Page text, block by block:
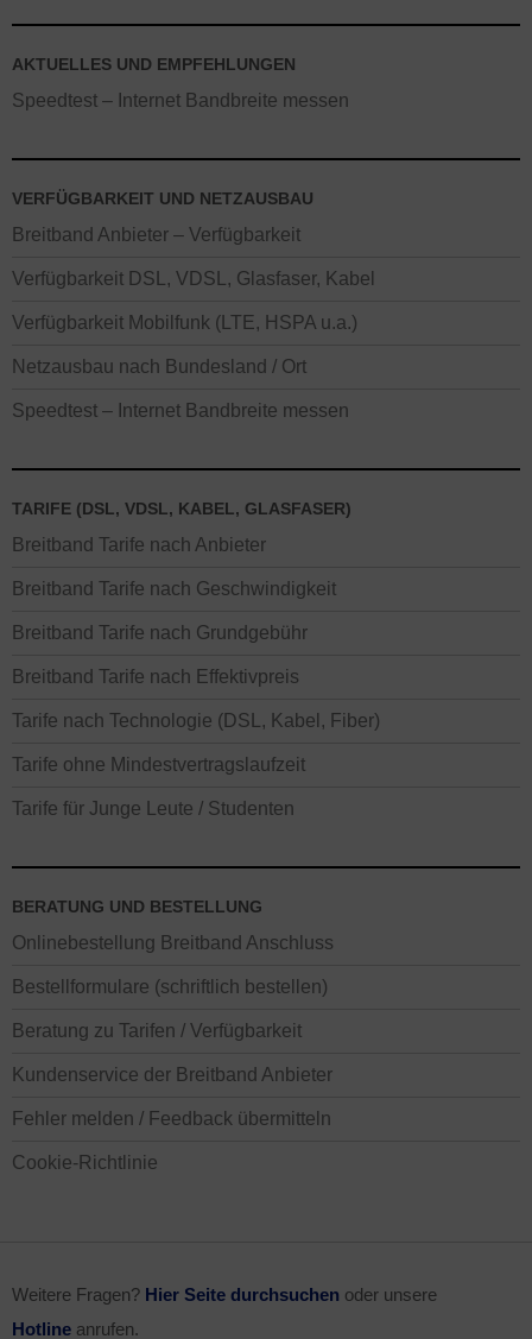
AKTUELLES UND EMPFEHLUNGEN
Speedtest – Internet Bandbreite messen
VERFÜGBARKEIT UND NETZAUSBAU
Breitband Anbieter – Verfügbarkeit
Verfügbarkeit DSL, VDSL, Glasfaser, Kabel
Verfügbarkeit Mobilfunk (LTE, HSPA u.a.)
Netzausbau nach Bundesland / Ort
Speedtest – Internet Bandbreite messen
TARIFE (DSL, VDSL, KABEL, GLASFASER)
Breitband Tarife nach Anbieter
Breitband Tarife nach Geschwindigkeit
Breitband Tarife nach Grundgebühr
Breitband Tarife nach Effektivpreis
Tarife nach Technologie (DSL, Kabel, Fiber)
Tarife ohne Mindestvertragslaufzeit
Tarife für Junge Leute / Studenten
BERATUNG UND BESTELLUNG
Onlinebestellung Breitband Anschluss
Bestellformulare (schriftlich bestellen)
Beratung zu Tarifen / Verfügbarkeit
Kundenservice der Breitband Anbieter
Fehler melden / Feedback übermitteln
Cookie-Richtlinie
Weitere Fragen? Hier Seite durchsuchen oder unsere
Hotline anrufen.